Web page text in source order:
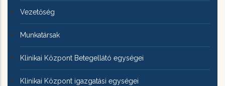
Vezetőség
Munkatársak
Klinikai Központ Betegellátó egységei
Klinikai Központ igazgatási egységei